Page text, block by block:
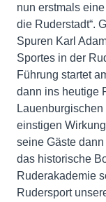
nun erstmals
die Ruderstadt“.
Spuren Karl
Sportes in der
Führung startet
dann ins heutige
einstigen
seine Gäste
das historische
Ruderakademie
Rudersport